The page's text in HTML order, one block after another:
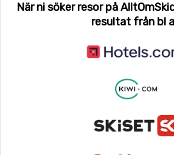
När ni söker resor på
resultat från bl